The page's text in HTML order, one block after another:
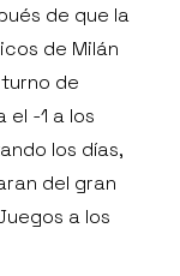
de que la
de Milán
de
-1 a los
los días,
del gran
a los